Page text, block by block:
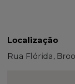
Localização
Rua Flórida,